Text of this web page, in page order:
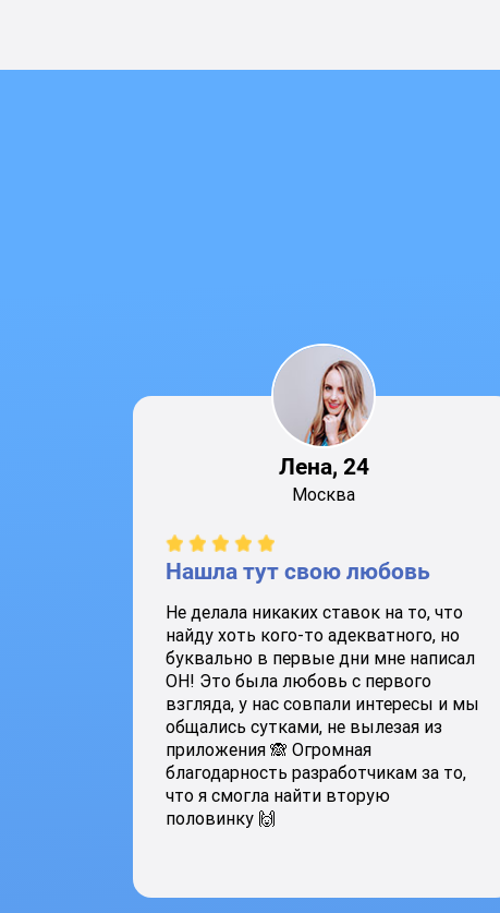
Лена, 24
Москва
Нашла тут свою любовь
Не делала никаких ставок на то, что
найду хоть кого-то адекватного, но
буквально в первые дни мне написал
ОН! Это была любовь с первого
взгляда, у нас совпали интересы и мы
общались сутками, не вылезая из
приложения 🙈 Огромная
благодарность разработчикам за то,
что я смогла найти вторую
половинку 🙌